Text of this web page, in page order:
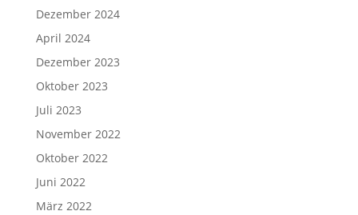
Dezember 2024
April 2024
Dezember 2023
Oktober 2023
Juli 2023
November 2022
Oktober 2022
Juni 2022
März 2022